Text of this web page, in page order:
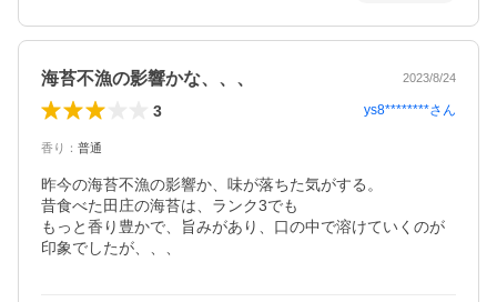
海苔不漁の影響かな、、、 2023/8/24
3 ys8********さん
香り ： 普通
昨今の海苔不漁の影響か、味が落ちた気がする。
昔食べた田庄の海苔は、ランク3でも
もっと香り豊かで、旨みがあり、口の中で溶けていくのが